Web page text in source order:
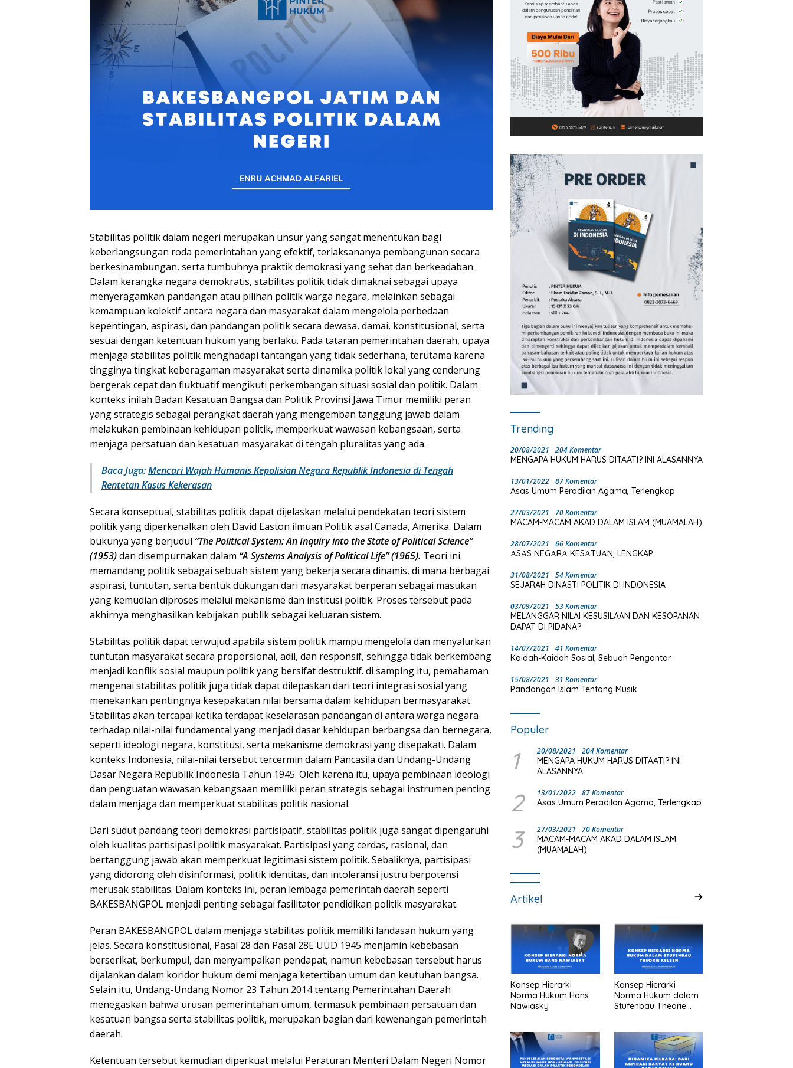
Stabilitas politik dalam negeri merupakan unsur yang sangat menentukan bagi
keberlangsungan roda pemerintahan yang efektif, terlaksananya pembangunan secara
berkesinambungan, serta tumbuhnya praktik demokrasi yang sehat dan berkeadaban.
Dalam kerangka negara demokratis, stabilitas politik tidak dimaknai sebagai upaya
menyeragamkan pandangan atau pilihan politik warga negara, melainkan sebagai
kemampuan kolektif antara negara dan masyarakat dalam mengelola perbedaan
kepentingan, aspirasi, dan pandangan politik secara dewasa, damai, konstitusional, serta
sesuai dengan ketentuan hukum yang berlaku. Pada tataran pemerintahan daerah, upaya
menjaga stabilitas politik menghadapi tantangan yang tidak sederhana, terutama karena
tingginya tingkat keberagaman masyarakat serta dinamika politik lokal yang cenderung
bergerak cepat dan fluktuatif mengikuti perkembangan situasi sosial dan politik. Dalam
konteks inilah Badan Kesatuan Bangsa dan Politik Provinsi Jawa Timur memiliki peran
yang strategis sebagai perangkat daerah yang mengemban tanggung jawab dalam
melakukan pembinaan kehidupan politik, memperkuat wawasan kebangsaan, serta
menjaga persatuan dan kesatuan masyarakat di tengah pluralitas yang ada.
Baca Juga:Mencari Wajah Humanis Kepolisian Negara Republik Indonesia di Tengah
Rentetan Kasus Kekerasan
Secara konseptual, stabilitas politik dapat dijelaskan melalui pendekatan teori sistem
politik yang diperkenalkan oleh David Easton ilmuan Politik asal Canada, Amerika. Dalam
bukunya yang berjudul “The Political System: An Inquiry into the State of Political Science”
(1953)dan disempurnakan dalam “A Systems Analysis of Political Life” (1965). Teori ini
memandang politik sebagai sebuah sistem yang bekerja secara dinamis, di mana berbagai
aspirasi, tuntutan, serta bentuk dukungan dari masyarakat berperan sebagai masukan
yang kemudian diproses melalui mekanisme dan institusi politik. Proses tersebut pada
akhirnya menghasilkan kebijakan publik sebagai keluaran sistem.
Stabilitas politik dapat terwujud apabila sistem politik mampu mengelola dan menyalurkan
tuntutan masyarakat secara proporsional, adil, dan responsif, sehingga tidak berkembang
menjadi konflik sosial maupun politik yang bersifat destruktif. di samping itu, pemahaman
mengenai stabilitas politik juga tidak dapat dilepaskan dari teori integrasi sosial yang
menekankan pentingnya kesepakatan nilai bersama dalam kehidupan bermasyarakat.
Stabilitas akan tercapai ketika terdapat keselarasan pandangan di antara warga negara
terhadap nilai-nilai fundamental yang menjadi dasar kehidupan berbangsa dan bernegara,
seperti ideologi negara, konstitusi, serta mekanisme demokrasi yang disepakati. Dalam
konteks Indonesia, nilai-nilai tersebut tercermin dalam Pancasila dan Undang-Undang
Dasar Negara Republik Indonesia Tahun 1945. Oleh karena itu, upaya pembinaan ideologi
dan penguatan wawasan kebangsaan memiliki peran strategis sebagai instrumen penting
dalam menjaga dan memperkuat stabilitas politik nasional.
Dari sudut pandang teori demokrasi partisipatif, stabilitas politik juga sangat dipengaruhi
oleh kualitas partisipasi politik masyarakat. Partisipasi yang cerdas, rasional, dan
bertanggung jawab akan memperkuat legitimasi sistem politik. Sebaliknya, partisipasi
yang didorong oleh disinformasi, politik identitas, dan intoleransi justru berpotensi
merusak stabilitas. Dalam konteks ini, peran lembaga pemerintah daerah seperti
BAKESBANGPOL menjadi penting sebagai fasilitator pendidikan politik masyarakat.
Peran BAKESBANGPOL dalam menjaga stabilitas politik memiliki landasan hukum yang
jelas. Secara konstitusional, Pasal 28 dan Pasal 28E UUD 1945 menjamin kebebasan
berserikat, berkumpul, dan menyampaikan pendapat, namun kebebasan tersebut harus
dijalankan dalam koridor hukum demi menjaga ketertiban umum dan keutuhan bangsa.
Selain itu, Undang-Undang Nomor 23 Tahun 2014 tentang Pemerintahan Daerah
menegaskan bahwa urusan pemerintahan umum, termasuk pembinaan persatuan dan
kesatuan bangsa serta stabilitas politik, merupakan bagian dari kewenangan pemerintah
daerah.
Ketentuan tersebut kemudian diperkuat melalui Peraturan Menteri Dalam Negeri Nomor
Trending
20/08/2021 204 Komentar
MENGAPA HUKUM HARUS DITAATI? INI ALASANNYA
13/01/2022 87 Komentar
Asas Umum Peradilan Agama, Terlengkap
27/03/2021 70 Komentar
MACAM-MACAM AKAD DALAM ISLAM (MUAMALAH)
28/07/2021 66 Komentar
ΑSΑS NEGΑRΑ KESΑTUΑN, LENGKAP
31/08/2021 54 Komentar
SEJARAH DINASTI POLITIK DI INDONESIA
03/09/2021 53 Komentar
MELANGGAR NILAI KESUSILAAN DAN KESOPANAN
DAPAT DI PIDANA?
14/07/2021 41 Komentar
Kaidah-Kaidah Sosial; Sebuah Pengantar
15/08/2021 31 Komentar
Pandangan Islam Tentang Musik
Populer
1 20/08/2021 204 Komentar
MENGAPA HUKUM HARUS DITAATI? INI
ALASANNYA
2 13/01/2022 87 Komentar
Asas Umum Peradilan Agama, Terlengkap
3 27/03/2021 70 Komentar
MACAM-MACAM AKAD DALAM ISLAM
(MUAMALAH)
Artikel
Konsep Hierarki
Norma Hukum Hans
Nawiasky
Konsep Hierarki
Norma Hukum dalam
Stufenbau Theorie